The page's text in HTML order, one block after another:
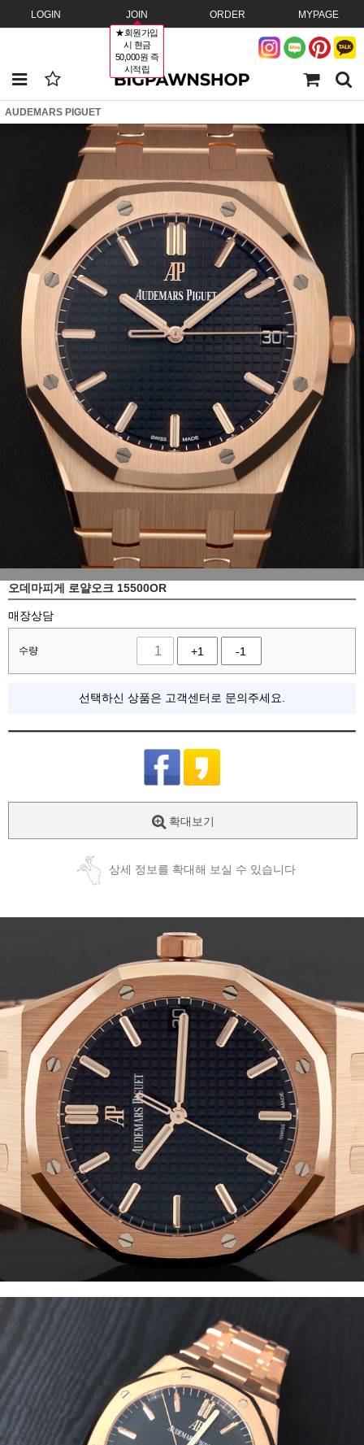
LOGIN JOIN
★회원가입
시 현금
50,000원 즉
시적립
ORDER MYPAGE
AUDEMARS PIGUET
오데마피게 로얄오크 15500OR
매장상담
수량 +1 -1
선택하신 상품은 고객센터로 문의주세요.
확대보기
상세 정보를 확대해 보실 수 있습니다